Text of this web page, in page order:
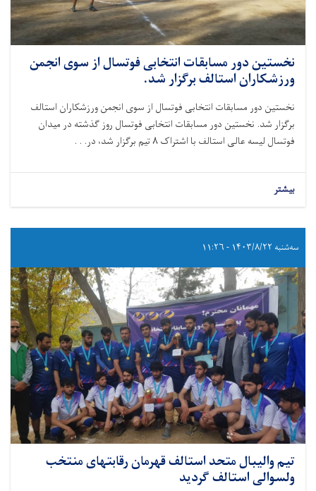
نخستین دور مسابقات انتخابی فوتسال از سوی انجمن
ورزشکاران استالف برگزار شد.
نخستین دور مسابقات انتخابی فوتسال از سوی انجمن ورزشکاران استالف
برگزار شد. نخستین دور مسابقات انتخابی فوتسال روز گذشته در میدان
فوتسال لیسه عالی استالف با اشتراک ٨ تیم برگزار شد، در. . .
بیشتر
سه‌شنبه ۱۴۰۳/۸/۲۲ - ۱۱:۲۶
تیم والیبال متحد استالف قهرمان رقابتهای منتخب
ولسوالی استالف گردید